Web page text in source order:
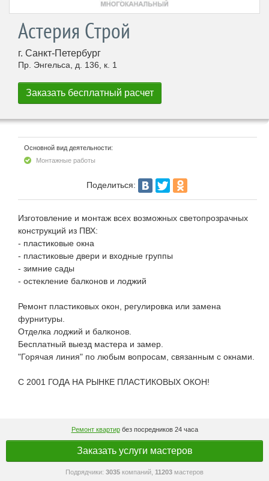
Астерия Строй
г. Санкт-Петербург
Пр. Энгельса, д. 136, к. 1
Основной вид деятельности:
Монтажные работы
Поделиться:
Изготовление и монтаж всех возможных светопрозрачных
конструкций из ПВХ:
- пластиковые окна
- пластиковые двери и входные группы
- зимние сады
- остекление балконов и лоджий
Ремонт пластиковых окон, регулировка или замена
фурнитуры.
Отделка лоджий и балконов.
Бесплатный выезд мастера и замер.
"Горячая линия" по любым вопросам, связанным с окнами.
С 2001 ГОДА НА РЫНКЕ ПЛАСТИКОВЫХ ОКОН!
Ремонт квартирбез посредников 24 часа
Заказать услуги мастеров
Подрядчики: 3035 компаний, 11203 мастеров